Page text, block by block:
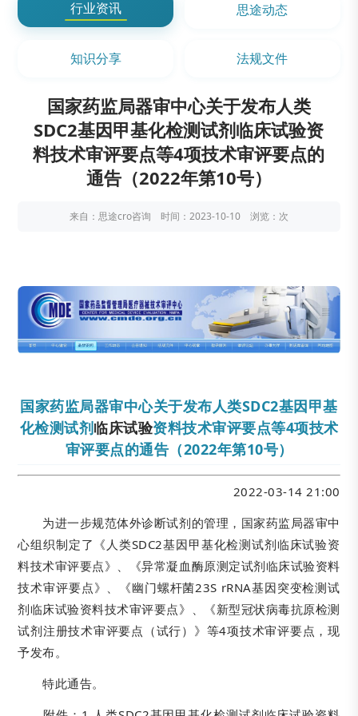
行业资讯 思途动态
知识分享 法规文件
国家药监局器审中心关于发布人类
SDC2基因甲基化检测试剂临床试验资
料技术审评要点等4项技术审评要点的
通告（2022年第10号）
来自：思途cro咨询 时间：2023-10-10 浏览： 次
国家药监局器审中心关于发布人类SDC2基因甲基
化检测试剂临床试验资料技术审评要点等4项技术
审评要点的通告（2022年第10号）
2022-03-14 21:00
为进一步规范体外诊断试剂的管理，国家药监局器审中
心组织制定了《人类SDC2基因甲基化检测试剂临床试验资
料技术审评要点》、《异常凝血酶原测定试剂临床试验资料
技术审评要点》、《幽门螺杆菌23S rRNA基因突变检测试
剂临床试验资料技术审评要点》、《新型冠状病毒抗原检测
试剂注册技术审评要点（试行）》等4项技术审评要点，现
予发布。
特此通告。